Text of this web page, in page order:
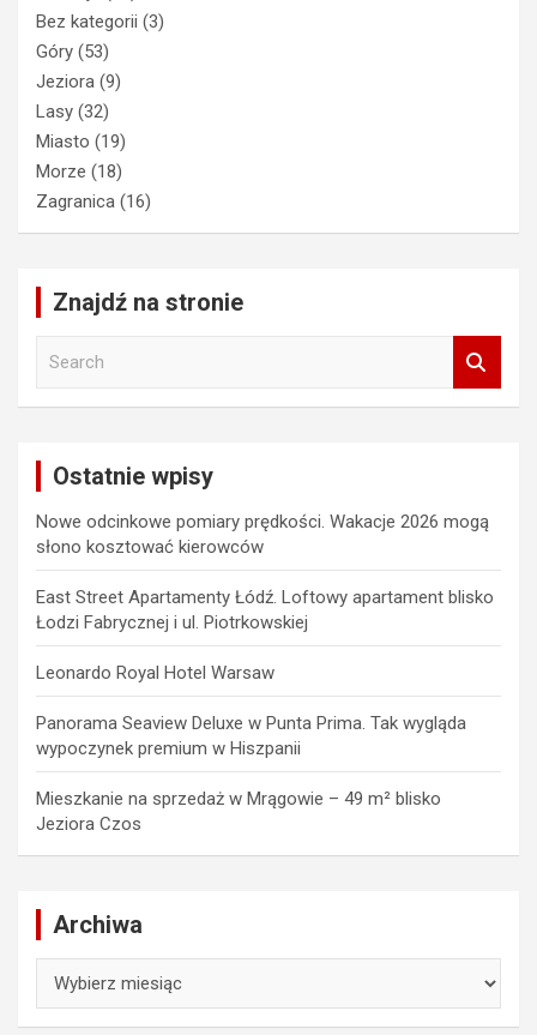
Bez kategorii (3)
Góry (53)
Jeziora (9)
Lasy (32)
Miasto (19)
Morze (18)
Zagranica (16)
Znajdź na stronie
Ostatnie wpisy
Nowe odcinkowe pomiary prędkości. Wakacje 2026 mogą
słono kosztować kierowców
East Street Apartamenty Łódź. Loftowy apartament blisko
Łodzi Fabrycznej i ul. Piotrkowskiej
Leonardo Royal Hotel Warsaw
Panorama Seaview Deluxe w Punta Prima. Tak wygląda
wypoczynek premium w Hiszpanii
Mieszkanie na sprzedaż w Mrągowie – 49 m² blisko
Jeziora Czos
Archiwa